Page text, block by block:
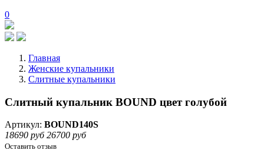
0
Главная
Женские купальники
Слитные купальники
Слитный купальник BOUND цвет голубой
Артикул: BOUND140S
18690 руб 26700 руб
Оставить отзыв